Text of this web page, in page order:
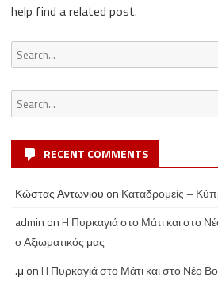
help find a related post.
Search
for:
Search
for:
RECENT COMMENTS
Κώστας Αντωνιου on Καταδρομείς –
admin onH Πυρκαγιά στο Μάτι και στο
ο Αξιωματικός μας
.μ onH Πυρκαγιά στο Μάτι και στο Νέο